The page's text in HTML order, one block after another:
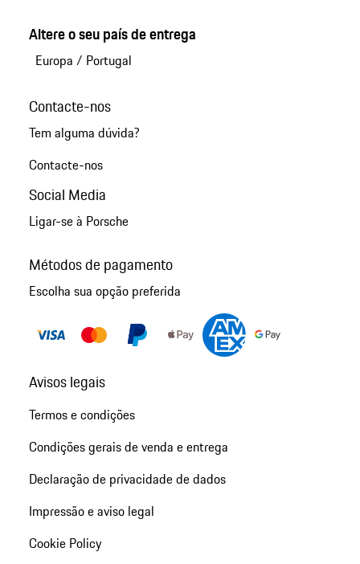
Altere o seu país de entrega
Europa / Portugal
Contacte-nos
Tem alguma dúvida?
Contacte-nos
Social Media
Ligar-se à Porsche
Métodos de pagamento
Escolha sua opção preferida
Avisos legais
Termos e condições
Condições gerais de venda e entrega
Declaração de privacidade de dados
Impressão e aviso legal
Cookie Policy